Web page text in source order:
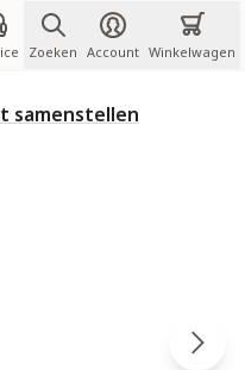
Zoeken Account Winkelwagen
samenstellen